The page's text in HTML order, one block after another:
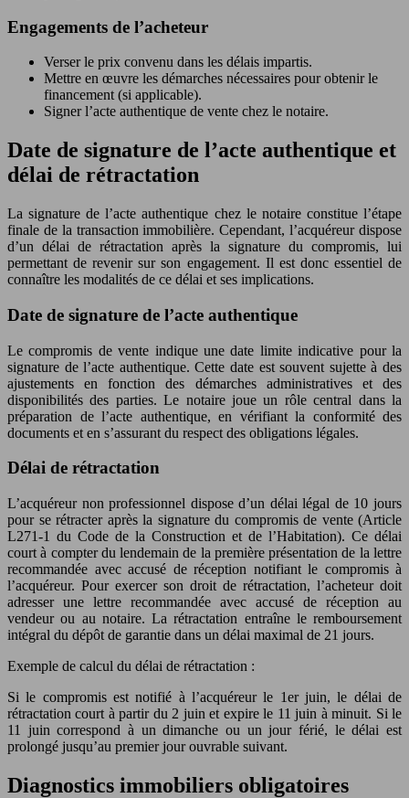
Engagements de l’acheteur
Verser le prix convenu dans les délais impartis.
Mettre en œuvre les démarches nécessaires pour obtenir le
financement (si applicable).
Signer l’acte authentique de vente chez le notaire.
Date de signature de l’acte authentique et
délai de rétractation
La signature de l’acte authentique chez le notaire constitue l’étape
finale de la transaction immobilière. Cependant, l’acquéreur dispose
d’un délai de rétractation après la signature du compromis, lui
permettant de revenir sur son engagement. Il est donc essentiel de
connaître les modalités de ce délai et ses implications.
Date de signature de l’acte authentique
Le compromis de vente indique une date limite indicative pour la
signature de l’acte authentique. Cette date est souvent sujette à des
ajustements en fonction des démarches administratives et des
disponibilités des parties. Le notaire joue un rôle central dans la
préparation de l’acte authentique, en vérifiant la conformité des
documents et en s’assurant du respect des obligations légales.
Délai de rétractation
L’acquéreur non professionnel dispose d’un délai légal de 10 jours
pour se rétracter après la signature du compromis de vente (Article
L271-1 du Code de la Construction et de l’Habitation). Ce délai
court à compter du lendemain de la première présentation de la lettre
recommandée avec accusé de réception notifiant le compromis à
l’acquéreur. Pour exercer son droit de rétractation, l’acheteur doit
adresser une lettre recommandée avec accusé de réception au
vendeur ou au notaire. La rétractation entraîne le remboursement
intégral du dépôt de garantie dans un délai maximal de 21 jours.
Exemple de calcul du délai de rétractation :
Si le compromis est notifié à l’acquéreur le 1er juin, le délai de
rétractation court à partir du 2 juin et expire le 11 juin à minuit. Si le
11 juin correspond à un dimanche ou un jour férié, le délai est
prolongé jusqu’au premier jour ouvrable suivant.
Diagnostics immobiliers obligatoires